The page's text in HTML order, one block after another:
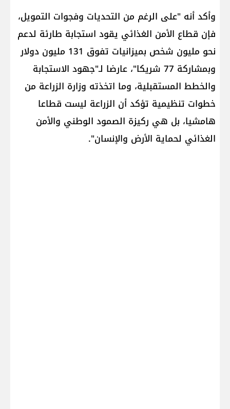
وأكد أنه "على الرغم من التحديات وفجوات التمويل،
فإن قطاع الأمن الغذائي يقود استجابة طارئة لدعم
نحو مليون شخص بميزانيات تفوق 131 مليون دولار
وبمشاركة 77 شريكا"، عارضا لـ"جهود الاستجابة
والخطط المستقبلية، وما اتخذته وزارة الزراعة من
خطوات تنظيمية تؤكد أن الزراعة ليست قطاعا
هامشيا، بل هي ركيزة الصمود الوطني والأمن
الغذائي لحماية الأرض والإنسان".